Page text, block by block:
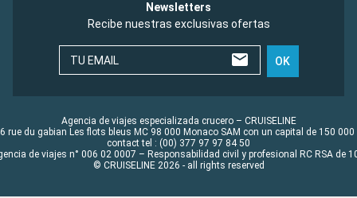
Newsletters
Recibe nuestras exclusivas ofertas
TU EMAIL OK
Agencia de viajes especializada crucero – CRUISELINE
rue du gabian Les flots bleus MC 98 000 Monaco SAM con un capital de 150 000
contact tel : (00) 377 97 97 84 50
de viajes n° 006 02 0007 – Responsabilidad civil y profesional RC RSA de
© CRUISELINE 2026 - all rights reserved